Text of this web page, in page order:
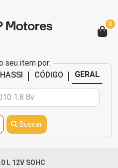
seu item por:
| CÓDIGO | GERAL
Buscar
0
L 12V SOHC